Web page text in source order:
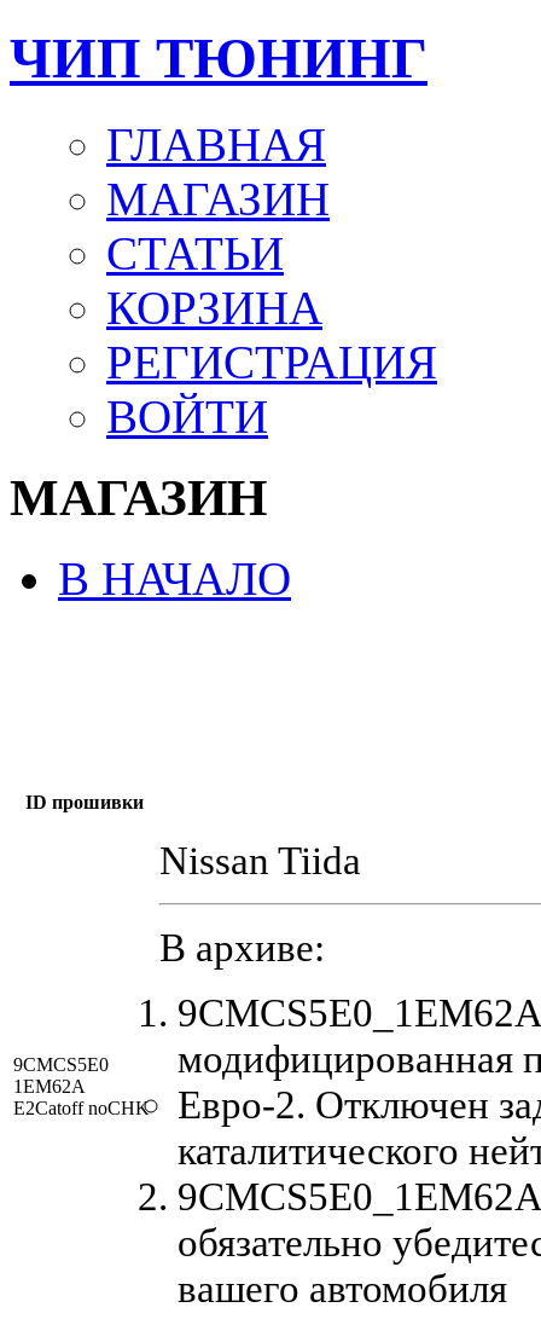
ЧИП ТЮНИНГ
ГЛАВНАЯ
МАГАЗИН
СТАТЬИ
КОРЗИНА
РЕГИСТРАЦИЯ
ВОЙТИ
МАГАЗИН
В НАЧАЛО
ID прошивки
9CMCS5E0
1EM62A
E2Catoff noCHK
Nissan Tiida
В архиве:
модифицированная
Евро-2. Отключен
каталитического
обязательно
вашего автомобиля